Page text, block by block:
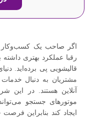
اگر صاحب یک کسب‌وکار
رقبا عملکرد بهتری
قالیشویی پی برده‌اید.
مشتریان به دنبال
آنلاین هستند. در این
موتورهای جستجو
ایجاد کند بنابراین